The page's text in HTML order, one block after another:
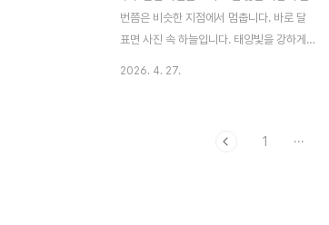
내 휴대폰 지도 앱 정확도와 연결되는지 바로
감이 오지 않았기 ..
번쯤은 비슷한 지점에서 멈춥니다. 바로 달
표면 사진 속 하늘입니다. 태양빛을 강하게
랗게 보이는 게 너무 자연스럽고, 햇빛이 강
2026. 4. 27.
1 ···